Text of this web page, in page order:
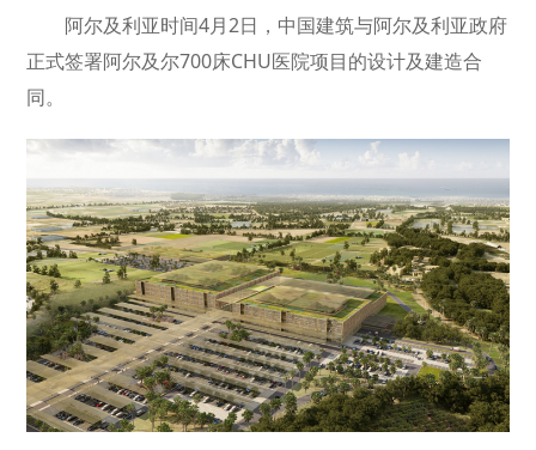
阿尔及利亚时间4月2日，中国建筑与阿尔及利亚政府
正式签署阿尔及尔700床CHU医院项目的设计及建造合
同。